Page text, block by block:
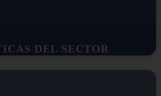
DEL SECTOR